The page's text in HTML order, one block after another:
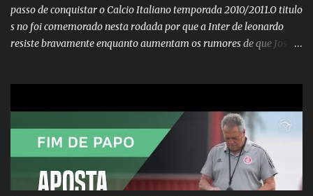
passo de conquistar o Calcio Italiano temporada 2010/2011.O titulo
s no foi comemorado nesta rodada por que a Inter de leonardo
resiste bravamente enquanto aumentam os rumores de que Jos